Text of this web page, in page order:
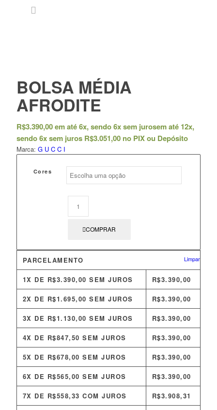
BOLSA MÉDIA
AFRODITE
R$3.390,00 em até 6x, sendo 6x sem jurosem até 12x,
sendo 6x sem juros R$3.051,00 no PIX ou Depósito
Marca: G U C C I
Cores
Limpar
COMPRAR
PARCELAMENTO
1X DE R$3.390,00 SEM JUROS R$3.390,00
2X DE R$1.695,00 SEM JUROS R$3.390,00
3X DE R$1.130,00 SEM JUROS R$3.390,00
4X DE R$847,50 SEM JUROS R$3.390,00
5X DE R$678,00 SEM JUROS R$3.390,00
6X DE R$565,00 SEM JUROS R$3.390,00
7X DE R$558,33 COM JUROS R$3.908,31